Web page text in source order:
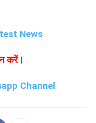
News
करें।
Channel